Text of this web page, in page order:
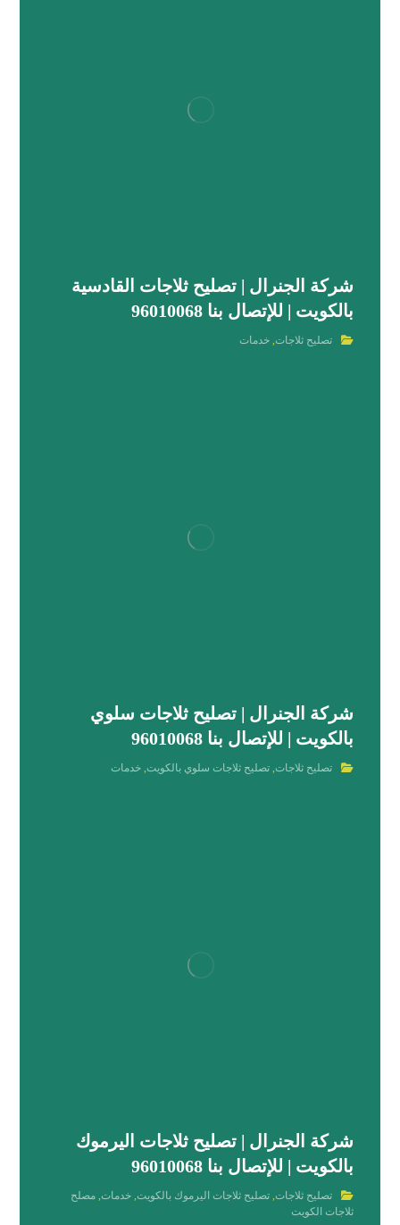
شركة الجنرال | تصليح ثلاجات القادسية
بالكويت | للإتصال بنا 96010068
تصليح ثلاجات,خدمات
شركة الجنرال | تصليح ثلاجات سلوي
بالكويت | للإتصال بنا 96010068
تصليح ثلاجات,تصليح ثلاجات سلوي بالكويت,خدمات
شركة الجنرال | تصليح ثلاجات اليرموك
بالكويت | للإتصال بنا 96010068
تصليح ثلاجات,تصليح ثلاجات اليرموك بالكويت,خدمات,مصلح
ثلاجات الكويت